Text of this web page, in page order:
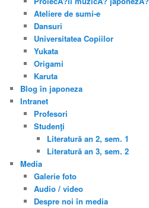
Ateliere de sumi-e
Dansuri
Universitatea Copiilor
Yukata
Origami
Karuta
Blog în japoneza
Intranet
Profesori
Studenţi
Literatură an 2, sem. 1
Literatură an 3, sem. 2
Media
Galerie foto
Audio / video
Despre noi în media